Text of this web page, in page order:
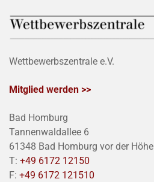
Wettbewerbszentrale e.V.
Mitglied werden >>
Bad Homburg
Tannenwaldallee 6
61348 Bad Homburg vor der Höhe
T: +49 6172 12150
F: +49 6172 121510